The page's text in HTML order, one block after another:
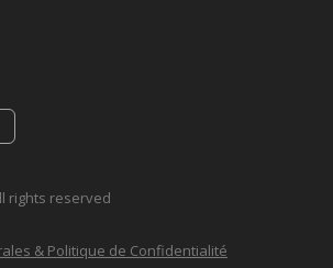
rights reserved
& Politique de Confidentialité